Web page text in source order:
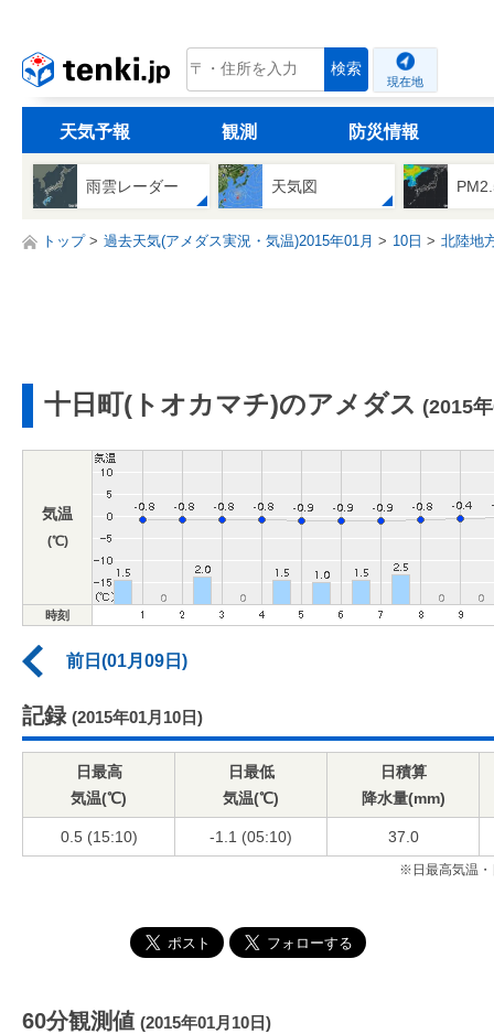
tenki.jp 検索
現在地
天気予報 観測 防災情報
雨雲レーダー 天気図
トップ 過去天気(アメダス実況・気温)2015年01月 10日 北陸地
十日町(トオカマチ)のアメダス (2015
気温
(℃)
時刻
前日(01月09日)
記録 (2015年01月10日)
日最高
気温(℃)
日最低
気温(℃)
日積算
降水量(mm)
0.5 (15:10) -1.1 (05:10) 37.0
※日最高気温・
60分観測値 (2015年01月10日)